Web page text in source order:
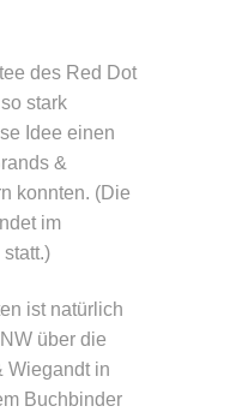
des Red Dot
stark
Idee einen
&
konnten. (Die
im
ist natürlich
über die
Wiegandt in
Buchbinder